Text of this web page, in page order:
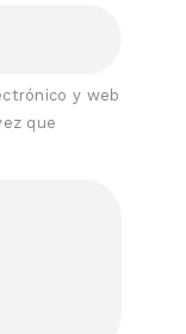
y web
que